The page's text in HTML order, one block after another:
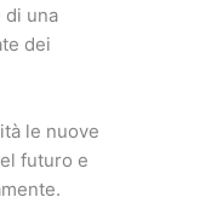
di una
dei
le nuove
futuro e